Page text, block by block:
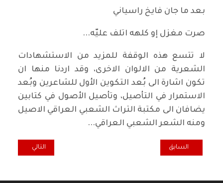
بعد ما جان فايخ راسياني
صرت مغزل إو كلهه اتلف عليّه...
لا تتسع هذه الوقفة للمزيد من الاستشهادات
الشعرية من الالوان الاخرى، وقد اردنا منها ان
تكون اشارة الى بُعد التكوين الأول للشاعرين وبُعد
الاستمرار في التأصيل، وتأصيل الأصول في كتابين
يضافان الى مكتبة التراث الشعبي العراقي الاصيل
ومنه الشعر الشعبي العراقي...
المقال السابق: هديب الحاج محمود المعنى المضمور في الوطنية
السابق المقال التالي:
التالي